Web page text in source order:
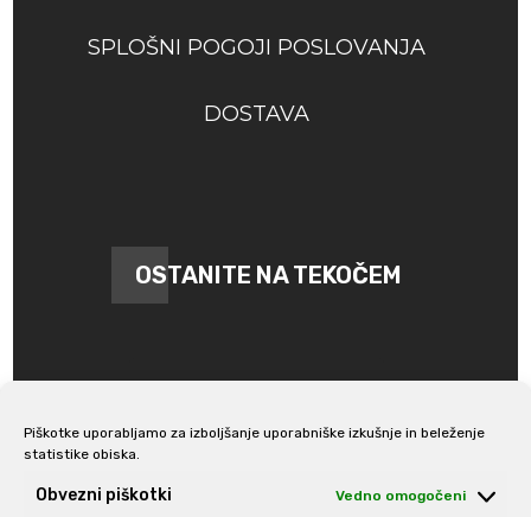
Piškotke uporabljamo za izboljšanje uporabniške izkušnje in beleženje
statistike obiska.
Obvezni piškotki Vedno omogočeni
SPLOŠNI POGOJI POSLOVANJA
DOSTAVA
OSTANITE NA TEKOČEM